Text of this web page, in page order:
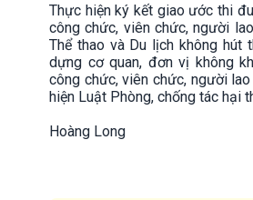
Thực hiện ký kết giao ước thi
công chức, viên chức, người
Thể thao và Du lịch không hút
dựng cơ quan, đơn vị không
công chức, viên chức, người
hiện Luật Phòng, chống tác hại
Hoàng Long